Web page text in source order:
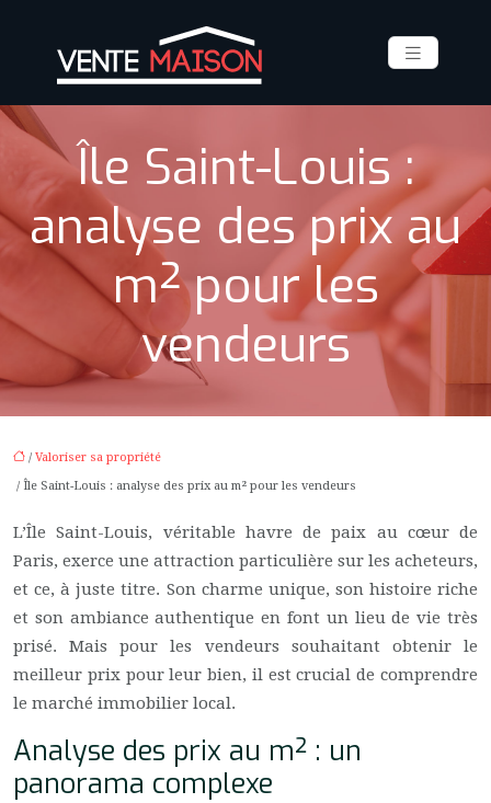
Île Saint-Louis :
analyse des prix au
m² pour les
vendeurs
/ Valoriser sa propriété
/ Île Saint-Louis : analyse des prix au m² pour les vendeurs
L’Île Saint-Louis, véritable havre de paix au cœur de
Paris, exerce une attraction particulière sur les acheteurs,
et ce, à juste titre. Son charme unique, son histoire riche
et son ambiance authentique en font un lieu de vie très
prisé. Mais pour les vendeurs souhaitant obtenir le
meilleur prix pour leur bien, il est crucial de comprendre
le marché immobilier local.
Analyse des prix au m² : un
panorama complexe